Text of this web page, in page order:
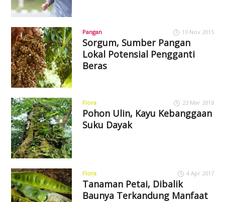
Pangan 10 Nov 2015
Sorgum, Sumber Pangan
Lokal Potensial Pengganti
Beras
Flora 23 Mar 2018
Pohon Ulin, Kayu Kebanggaan
Suku Dayak
Flora 4 Apr 2017
Tanaman Petai, Dibalik
Baunya Terkandung Manfaat